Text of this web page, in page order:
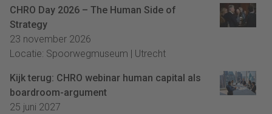
CHRO Day 2026 – The Human Side of
Strategy
23 november 2026
Locatie: Spoorwegmuseum | Utrecht
Kijk terug: CHRO webinar human capital als
boardroom-argument
25 juni 2027